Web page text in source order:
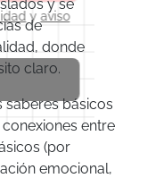
yaviso
y se
de
donde
claro.
saberes básicos
entre
(por
emocional,